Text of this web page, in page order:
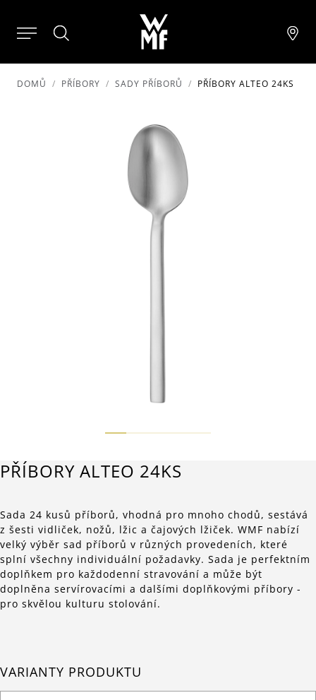
DOMŮ PŘÍBORY SADY PŘÍBORŮ PŘÍBORY ALTEO 24KS
PŘÍBORY ALTEO 24KS
Sada 24 kusů příborů, vhodná pro mnoho chodů, sestává
z šesti vidliček, nožů, lžic a čajových lžiček. WMF nabízí
velký výběr sad příborů v různých provedeních, které
splní všechny individuální požadavky. Sada je perfektním
doplňkem pro každodenní stravování a může být
doplněna servírovacími a dalšími doplňkovými příbory -
pro skvělou kulturu stolování.
VARIANTY PRODUKTU